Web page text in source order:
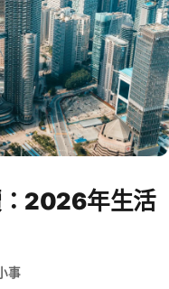
2026年生活
事